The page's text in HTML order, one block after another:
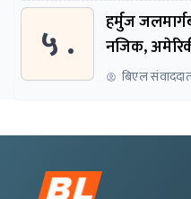
५ .
हर्मुज
नजिक,
बिएल